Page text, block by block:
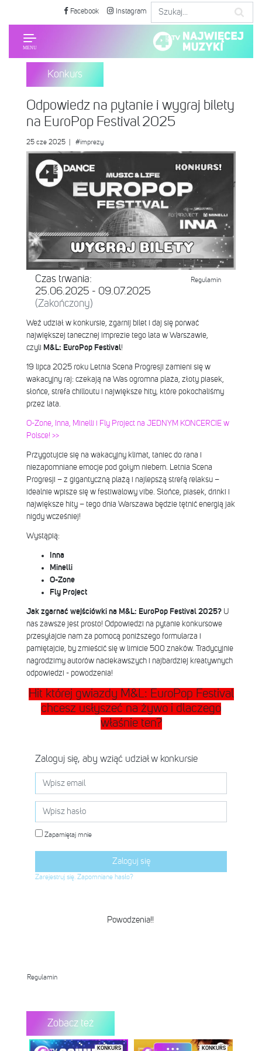
Facebook Instagram
Konkurs
Odpowiedz na pytanie i wygraj bilety
na EuroPop Festival 2025
25 cze 2025 #imprezy
Czas trwania:
25.06.2025 - 09.07.2025
(Zakończony)
Regulamin
Weź udział w konkursie, zgarnij bilet i daj się porwać
największej tanecznej imprezie tego lata w Warszawie,
czyli M&L: EuroPop Festival!
19 lipca 2025 roku Letnia Scena Progresji zamieni się w
wakacyjny raj: czekają na Was ogromna plaża, złoty piasek,
słońce, strefa chilloutu i największe hity, które pokochaliśmy
przez lata.
O-Zone, Inna, Minelli i Fly Project na JEDNYM KONCERCIE w
Polsce! >>
Przygotujcie się na wakacyjny klimat, taniec do rana i
niezapomniane emocje pod gołym niebem. Letnia Scena
Progresji – z gigantyczną plażą i najlepszą strefą relaksu –
idealnie wpisze się w festiwalowy vibe. Słońce, piasek, drinki i
największe hity – tego dnia Warszawa będzie tętnić energią jak
nigdy wcześniej!
Wystąpią:
Inna
Minelli
O-Zone
Fly Project
Jak zgarnać wejściówki na M&L: EuroPop Festival 2025? U
nas zawsze jest prosto! Odpowiedzi na pytanie konkursowe
przesyłajcie nam za pomocą poniższego formularza i
pamiętajcie, by zmieścić się w limicie 500 znaków. Tradycyjnie
nagrodzimy autorów naciekawszych i najbardziej kreatywnych
odpowiedzi - powodzenia!
Hit której gwiazdy M&L: EuroPop Festival
chcesz usłyszeć na żywo i dlaczego
właśnie ten?
Powodzenia!!
Regulamin
Zobacz też
KONKURS KONKURS